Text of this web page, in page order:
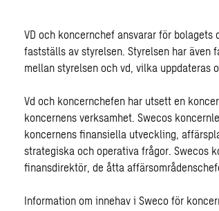
VD och koncernchef ansvarar för
fastställs av styrelsen. Styrelsen har
mellan styrelsen och vd, vilka uppdateras
Vd och koncernchefen har utsett en
koncernens verksamhet. Swecos
koncernens finansiella utveckling,
strategiska och operativa frågor. Swecos
finansdirektör, de åtta
Information om innehav i Sweco för